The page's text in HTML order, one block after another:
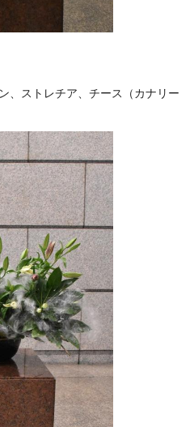
、ストレチア、チース（カナリー